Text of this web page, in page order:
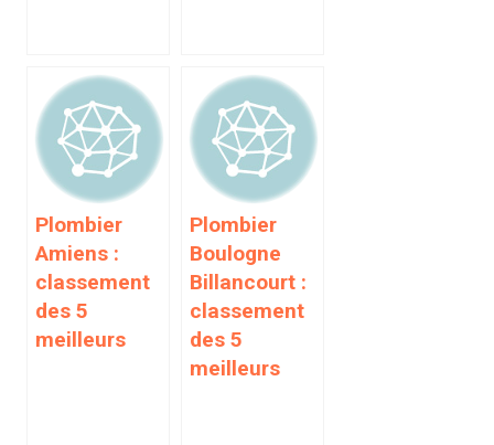
Plombier
Amiens :
classement
des 5
meilleurs
Plombier
Boulogne
Billancourt :
classement
des 5
meilleurs